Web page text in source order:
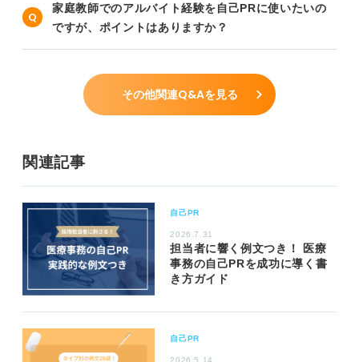
家庭教師でのアルバイト経験を自己PRに使いたいの
ですが、ポイントはありますか？
その他関連Q&Aを見る
関連記事
自己PR
2026.7.31
担当者に響く例文つき！ 医療
事務の自己PRを成功に導く書
き方ガイド
自己PR
2026.5.14